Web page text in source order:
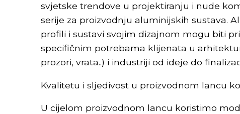
svjetske trendove u projektiranju i nude
serije za proizvodnju aluminijskih sustava.
profili i sustavi svojim dizajnom mogu biti
specifičnim potrebama klijenata u
prozori, vrata..) i industriji od ideje do
Kvalitetu i sljedivost u proizvodnom lancu
U cijelom proizvodnom lancu koristimo